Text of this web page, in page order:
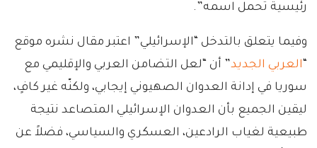
رئيسية تحمل اسمه”.
وفيما يتعلق بالتدخل “الإسرائيلي” اعتبر مقال نشره موقع
“العربي الجديد” أن “لعل التضامن العربي والإقليمي مع
سوريا في إدانة العدوان الصهيوني إيجابي، ولكنّه غير كافٍ،
ليقين الجميع بأن العدوان الإسرائيلي المتصاعد نتيجة
طبيعية لغياب الرادعين، العسكري والسياسي، فضلاً عن